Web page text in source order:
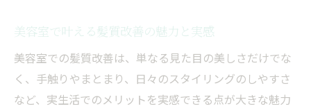
美容室で叶える髪質改善の魅力と実感
美容室での髪質改善は、単なる見た目の美しさだけでな
く、手触りやまとまり、日々のスタイリングのしやすさ
など、実生活でのメリットを実感できる点が大きな魅力